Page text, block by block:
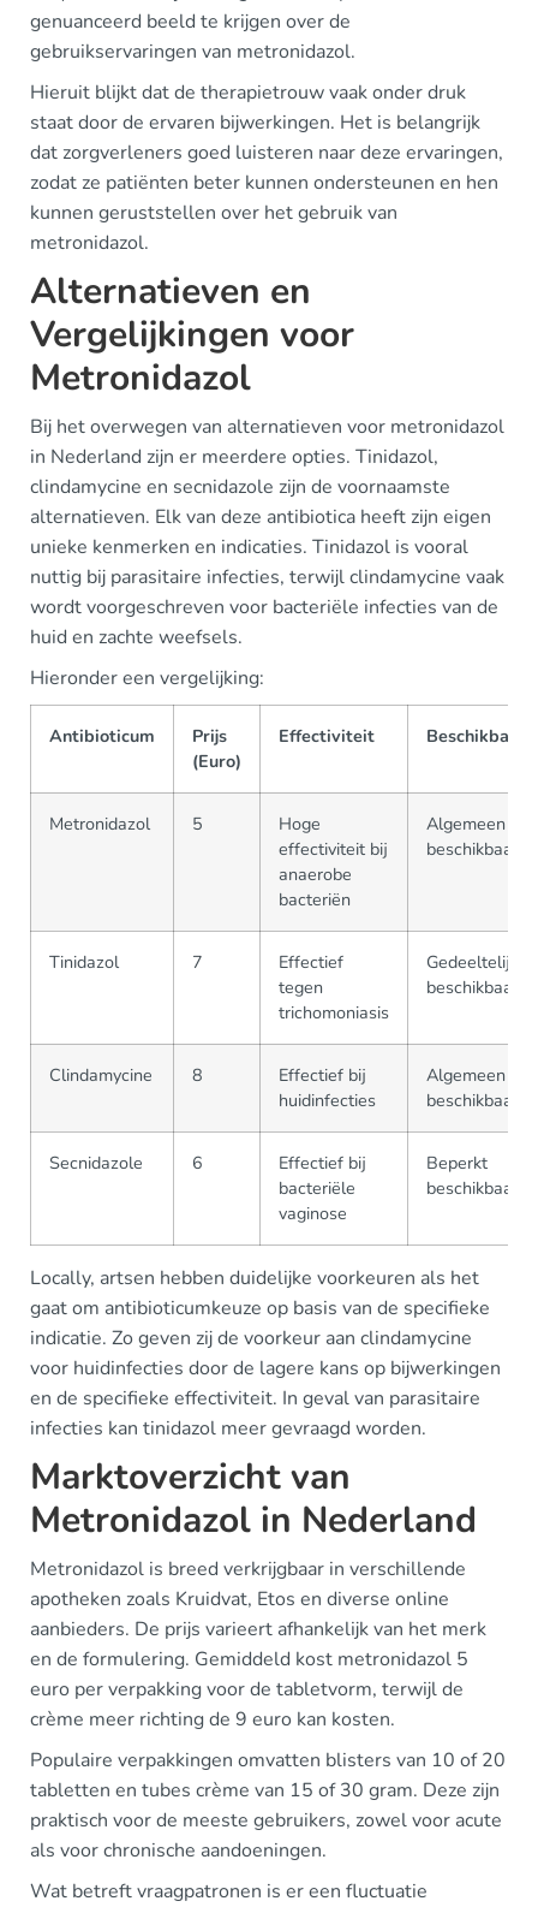
genuanceerd beeld te krijgen over de
gebruikservaringen van metronidazol.
Hieruit blijkt dat de therapietrouw vaak onder druk
staat door de ervaren bijwerkingen. Het is belangrijk
dat zorgverleners goed luisteren naar deze ervaringen,
zodat ze patiënten beter kunnen ondersteunen en hen
kunnen geruststellen over het gebruik van
metronidazol.
Alternatieven en
Vergelijkingen voor
Metronidazol
Bij het overwegen van alternatieven voor metronidazol
in Nederland zijn er meerdere opties. Tinidazol,
clindamycine en secnidazole zijn de voornaamste
alternatieven. Elk van deze antibiotica heeft zijn eigen
unieke kenmerken en indicaties. Tinidazol is vooral
nuttig bij parasitaire infecties, terwijl clindamycine vaak
wordt voorgeschreven voor bacteriële infecties van de
huid en zachte weefsels.
Hieronder een vergelijking:
Antibioticum
Prijs
(Euro)
Effectiviteit
Metronidazol 5
Hoge
effectiviteit bij
anaerobe
bacteriën
Algemeen
beschikbaar
Tinidazol 7
Effectief
tegen
trichomoniasis
Gedeeltelijk
beschikbaar
Clindamycine 8
Effectief bij
huidinfecties
Algemeen
beschikbaar
Secnidazole 6
Effectief bij
bacteriële
vaginose
Beperkt
beschikbaar
Locally, artsen hebben duidelijke voorkeuren als het
gaat om antibioticumkeuze op basis van de specifieke
indicatie. Zo geven zij de voorkeur aan clindamycine
voor huidinfecties door de lagere kans op bijwerkingen
en de specifieke effectiviteit. In geval van parasitaire
infecties kan tinidazol meer gevraagd worden.
Marktoverzicht van
Metronidazol in Nederland
Metronidazol is breed verkrijgbaar in verschillende
apotheken zoals Kruidvat, Etos en diverse online
aanbieders. De prijs varieert afhankelijk van het merk
en de formulering. Gemiddeld kost metronidazol 5
euro per verpakking voor de tabletvorm, terwijl de
crème meer richting de 9 euro kan kosten.
Populaire verpakkingen omvatten blisters van 10 of 20
tabletten en tubes crème van 15 of 30 gram. Deze zijn
praktisch voor de meeste gebruikers, zowel voor acute
als voor chronische aandoeningen.
Wat betreft vraagpatronen is er een fluctuatie